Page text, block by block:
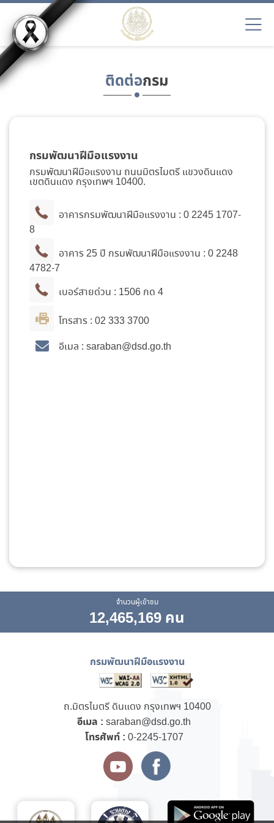
ติดต่อกรม
กรมพัฒนาฝีมือแรงงาน
กรมพัฒนาฝีมือแรงงาน ถนนมิตรไมตรี แขวงดินแดง
เขตดินแดง กรุงเทพฯ 10400.
อาคารกรมพัฒนาฝีมือแรงงาน :0 2245 1707-
8
อาคาร 25 ปี กรมพัฒนาฝีมือแรงงาน :0 2248
4782-7
เบอร์สายด่วน : 1506 กด 4
โทรสาร :02 333 3700
อีเมล : saraban@dsd.go.th
จำนวนผู้เข้าชม
12,465,169 คน
กรมพัฒนาฝีมือแรงงาน
ถ.มิตรไมตรี ดินแดง กรุงเทพฯ 10400
อีเมล : saraban@dsd.go.th
โทรศัพท์ : 0-2245-1707